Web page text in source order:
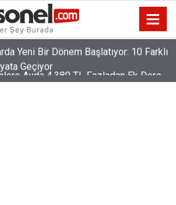
Ayda 4.380 TL Fazladan Ek Ders